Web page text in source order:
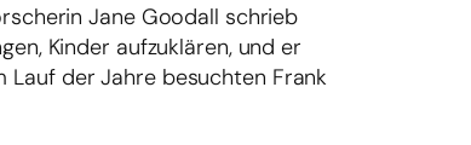
Jane Goodall schrieb
Kinder aufzuklären, und er
Lauf der Jahre besuchten Frank